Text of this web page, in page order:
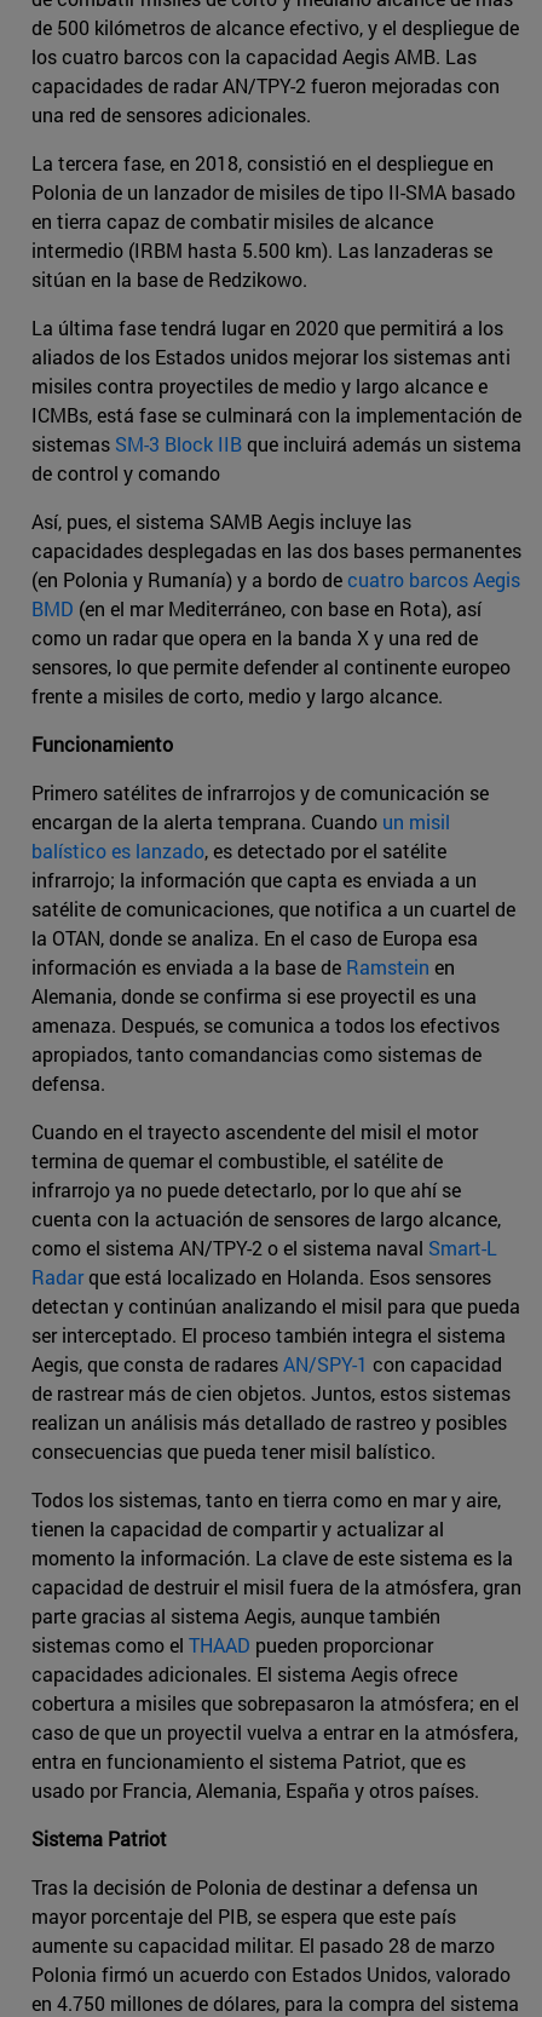
de 500 kilómetros de alcance efectivo, y el despliegue de
los cuatro barcos con la capacidad Aegis AMB. Las
capacidades de radar AN/TPY-2 fueron mejoradas con
una red de sensores adicionales.
La tercera fase, en 2018, consistió en el despliegue en
Polonia de un lanzador de misiles de tipo II-SMA basado
en tierra capaz de combatir misiles de alcance
intermedio (IRBM hasta 5.500 km). Las lanzaderas se
sitúan en la base de Redzikowo.
La última fase tendrá lugar en 2020 que permitirá a los
aliados de los Estados unidos mejorar los sistemas anti
misiles contra proyectiles de medio y largo alcance e
ICMBs, está fase se culminará con la implementación de
sistemas SM-3 Block IIBque incluirá además un sistema
de control y comando
Así, pues, el sistema SAMB Aegis incluye las
capacidades desplegadas en las dos bases permanentes
(en Polonia y Rumanía) y a bordo decuatro barcos Aegis
BMD (en el mar Mediterráneo, con base en Rota), así
como un radar que opera en la banda X y una red de
sensores, lo que permite defender al continente europeo
frente a misiles de corto, medio y largo alcance.
Funcionamiento
Primero satélites de infrarrojos y de comunicación se
encargan de la alerta temprana. Cuando un misil
balístico es lanzado, es detectado por el satélite
infrarrojo; la información que capta es enviada a un
satélite de comunicaciones, que notifica a un cuartel de
la OTAN, donde se analiza. En el caso de Europa esa
información es enviada a la base de Ramstein en
Alemania, donde se confirma si ese proyectil es una
amenaza. Después, se comunica a todos los efectivos
apropiados, tanto comandancias como sistemas de
defensa.
Cuando en el trayecto ascendente del misil el motor
termina de quemar el combustible, el satélite de
infrarrojo ya no puede detectarlo, por lo que ahí se
cuenta con la actuación de sensores de largo alcance,
como el sistema AN/TPY-2 o el sistema naval Smart-L
Radarque está localizado en Holanda. Esos sensores
detectan y continúan analizando el misil para que pueda
ser interceptado. El proceso también integra el sistema
Aegis, que consta de radaresAN/SPY-1 con capacidad
de rastrear más de cien objetos. Juntos, estos sistemas
realizan un análisis más detallado de rastreo y posibles
consecuencias que pueda tener misil balístico.
Todos los sistemas, tanto en tierra como en mar y aire,
tienen la capacidad de compartir y actualizar al
momento la información. La clave de este sistema es la
capacidad de destruir el misil fuera de la atmósfera, gran
parte gracias al sistema Aegis, aunque también
sistemas como el THAAD pueden proporcionar
capacidades adicionales. El sistema Aegis ofrece
cobertura a misiles que sobrepasaron la atmósfera; en el
caso de que un proyectil vuelva a entrar en la atmósfera,
entra en funcionamiento el sistema Patriot, que es
usado por Francia, Alemania, España y otros países.
Sistema Patriot
Tras la decisión de Polonia de destinar a defensa un
mayor porcentaje del PIB, se espera que este país
aumente su capacidad militar. El pasado 28 de marzo
Polonia firmó un acuerdo con Estados Unidos, valorado
en 4.750 millones de dólares, para la compra del sistema